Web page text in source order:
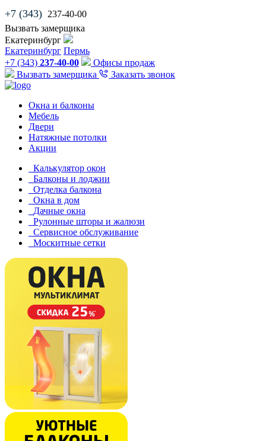
+7 (343) 237-40-00
Вызвать замерщика
Екатеринбург
Екатеринбург Пермь
+7 (343) 237-40-00
Офисы продаж
Вызвать замерщика
Заказать звонок
Окна и балконы
Мебель
Двери
Натяжные потолки
Акции
Калькулятор окон
Балконы и лоджии
Отделка балкона
Окна в дом
Дачные окна
Рулонные шторы и жалюзи
Сервисное обслуживание
Москитные сетки